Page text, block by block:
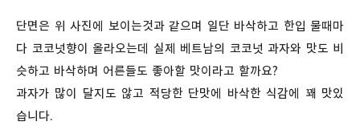
단면은 위 사진에 보이는것과 같으며 일단 바삭하고 한입 물때마
다 코코넛향이 올라오는데 실제 베트남의 코코넛 과자와 맛도 비
슷하고 바삭하며 어른들도 좋아할 맛이라고 할까요?
과자가 많이 달지도 않고 적당한 단맛에 바삭한 식감에 꽤 맛있
습니다.